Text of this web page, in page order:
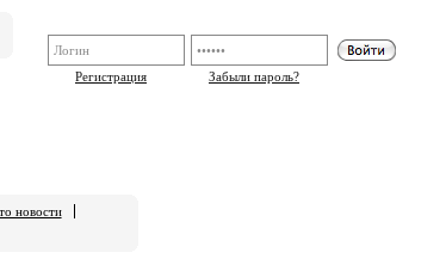
Регистрация
Забыли пароль?
новости